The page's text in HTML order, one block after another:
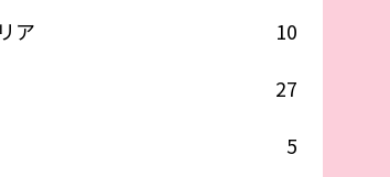
ア
10
27
5